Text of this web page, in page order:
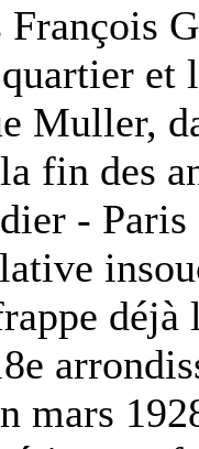
et
Muller,
fin des
-
déjà
mars